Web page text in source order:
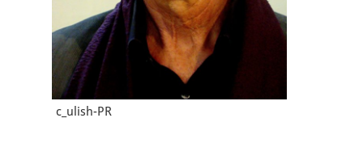
c_ulish-PR